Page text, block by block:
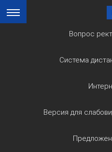
Вопрос
Система
Версия для